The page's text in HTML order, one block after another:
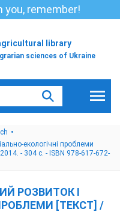
remember!
library
sciences of Ukraine
екологічні проблеми
- 304 с. - ISBN 978-617-672-
РОЗВИТОК І
[ТЕКСТ] /